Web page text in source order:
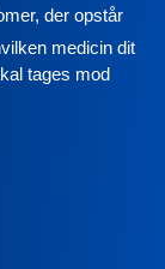
der opstår
medicin dit
tages mod